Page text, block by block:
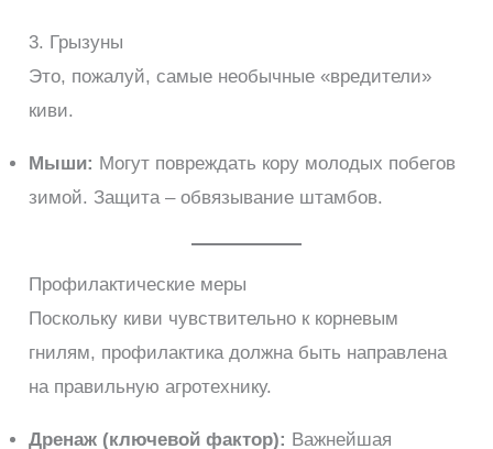
3. Грызуны
Это, пожалуй, самые необычные «вредители»
киви.
Мыши: Могут повреждать кору молодых побегов
зимой. Защита – обвязывание штамбов.
Профилактические меры
Поскольку киви чувствительно к корневым
гнилям, профилактика должна быть направлена
на правильную агротехнику.
Дренаж (ключевой фактор): Важнейшая